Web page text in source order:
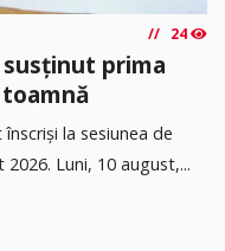
24
susținut prima
la sesiunea de
Luni, 10 august,...